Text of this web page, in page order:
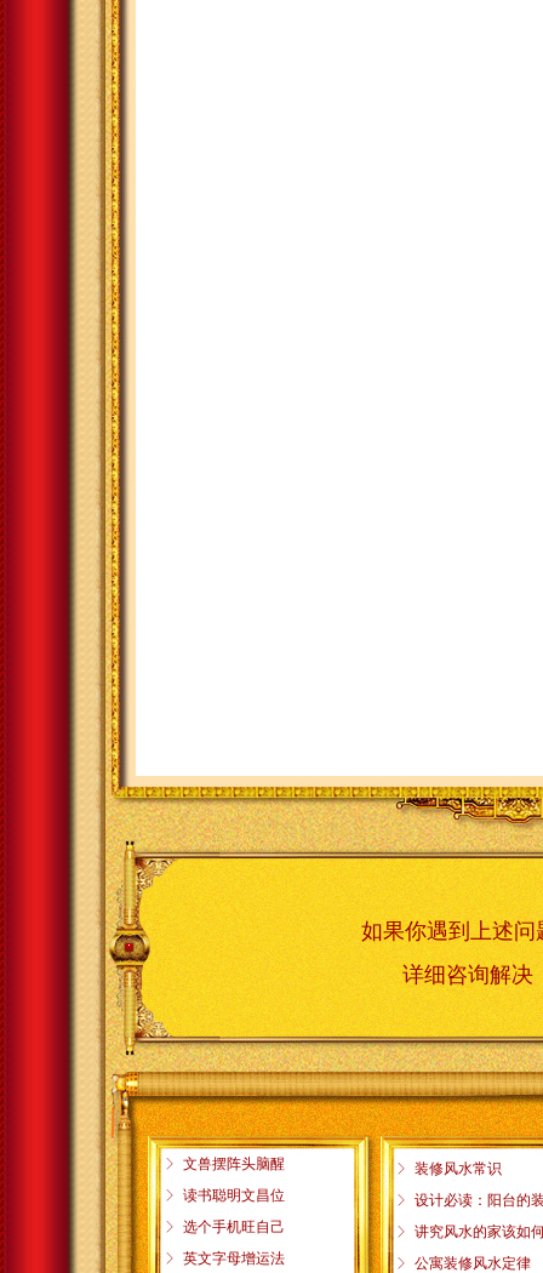
如果你遇到上述
详细咨询解
ꁕ 文兽摆阵头脑醒
ꁕ 读书聪明文昌位
ꁕ 选个手机旺自己
ꁕ 英文字母增运法
ꁕ 装修风水常识
ꁕ 设计必读：阳台的
ꁕ 讲究风水的家该如
ꁕ 公寓装修风水定律